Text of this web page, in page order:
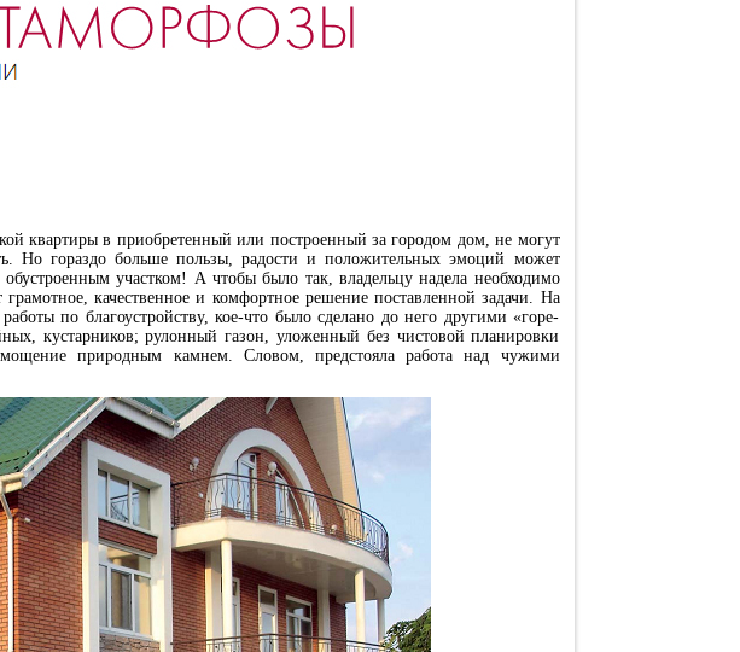
квартиры в приобретенный или построенный за городом дом, не могут
Но гораздо больше пользы, радости и положительных эмоций может
участком! А чтобы было так, владельцу надела необходимо
качественное и комфортное решение поставленной задачи. На
по благоустройству, кое-что было сделано до него другими «горе-
кустарников; рулонный газон, уложенный без чистовой планировки
мощение природным камнем. Словом, предстояла работа над чужими